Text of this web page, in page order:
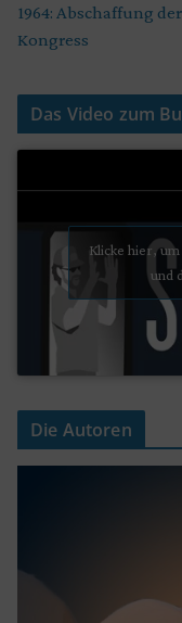
1964: Abschaffung
Kongress
Das Video zum
Klicke hier,
und
Die Autoren